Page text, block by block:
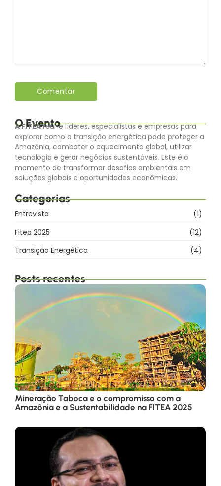
O Evento
A FITEAreúne líderes, especialistas e empresas para
explorar como a transição energética pode proteger a
Amazônia, combater o aquecimento global, utilizar
tecnologia e gerar negócios sustentáveis. Este é o
momento de transformar desafios ambientais em
soluções globais e oportunidades econômicas.
Categorias
Entrevista
(1)
Fitea 2025
(12)
Transição Energética
(4)
Posts recentes
Mineração Taboca e o compromisso com a
Amazônia e a Sustentabilidade na FITEA 2025